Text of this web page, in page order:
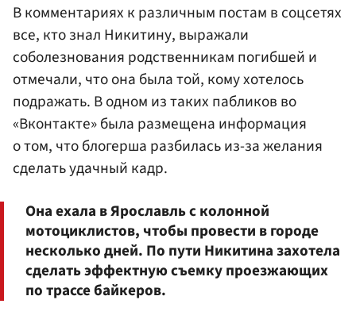
В комментариях к различным постам в соцсетях
все, кто знал Никитину, выражали
соболезнования родственникам погибшей и
отмечали, что она была той, кому хотелось
подражать. В одном из таких пабликов во
«Вконтакте» была размещена информация
о том, что блогерша разбилась из-за желания
сделать удачный кадр.
Она ехала в Ярославль с колонной
мотоциклистов, чтобы провести в городе
несколько дней. По пути Никитина захотела
сделать эффектную съемку проезжающих
по трассе байкеров.